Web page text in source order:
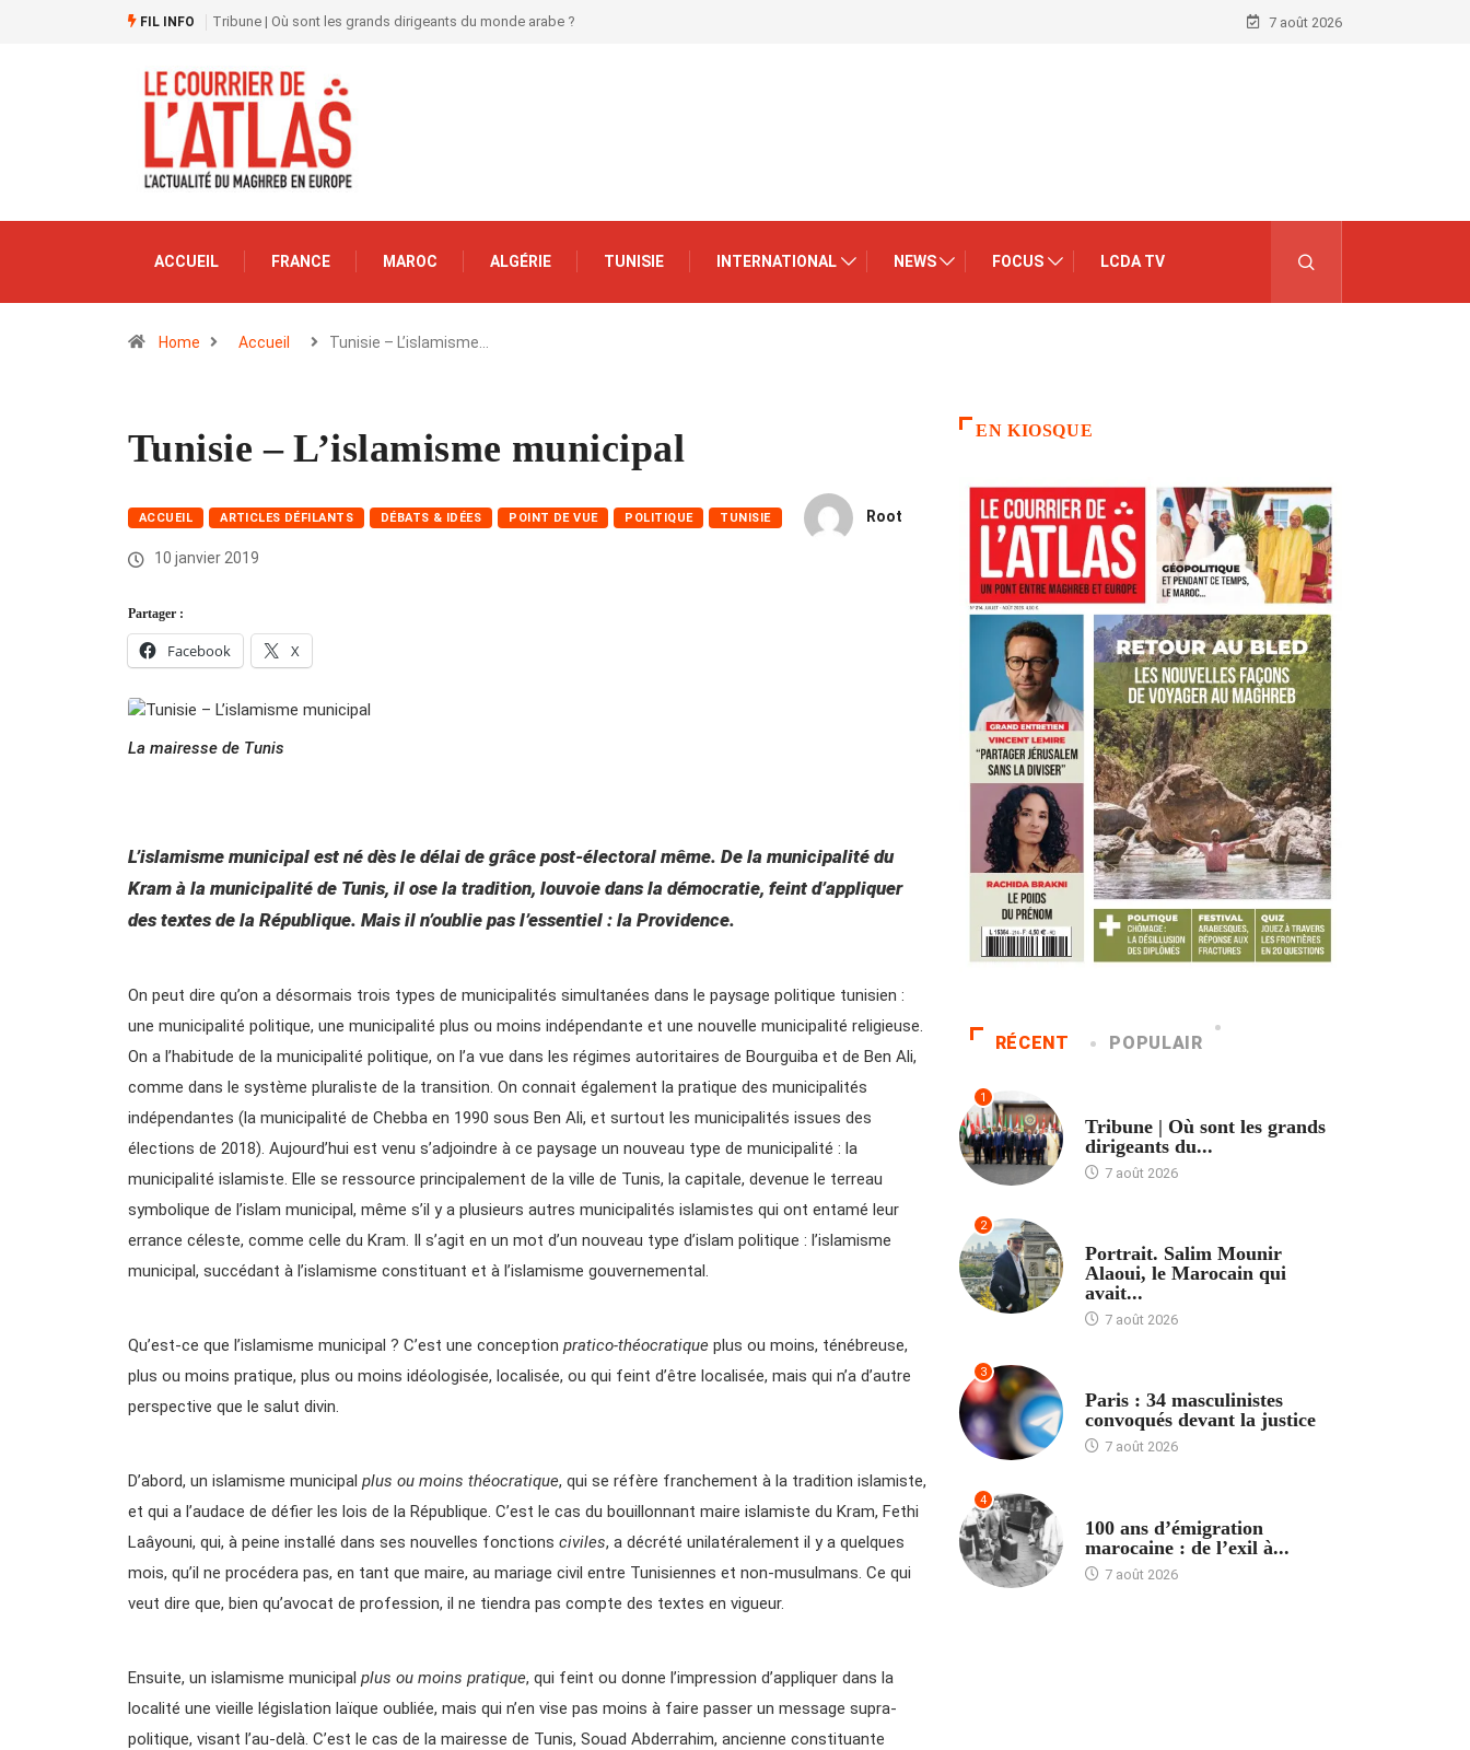
FIL INFO Tribune | Où sont les grands dirigeants du monde arabe ? 7 août 2026
ACCUEIL FRANCE MAROC ALGÉRIE TUNISIE INTERNATIONAL NEWS FOCUS LCDA TV
Home Accueil Tunisie – L’islamisme…
Tunisie – L’islamisme municipal
ACCUEIL ARTICLES DÉFILANTS DÉBATS & IDÉES POINT DE VUE POLITIQUE TUNISIE Root
10 janvier 2019
Partager :
Facebook X
La mairesse de Tunis
L’islamisme municipal est né dès le délai de grâce post-électoral même. De la municipalité du
Kram à la municipalité de Tunis, il ose la tradition, louvoie dans la démocratie, feint d’appliquer
des textes de la République. Mais il n’oublie pas l’essentiel : la Providence.
On peut dire qu’on a désormais trois types de municipalités simultanées dans le paysage politique tunisien :
une municipalité politique, une municipalité plus ou moins indépendante et une nouvelle municipalité religieuse.
On a l’habitude de la municipalité politique, on l’a vue dans les régimes autoritaires de Bourguiba et de Ben Ali,
comme dans le système pluraliste de la transition. On connait également la pratique des municipalités
indépendantes (la municipalité de Chebba en 1990 sous Ben Ali, et surtout les municipalités issues des
élections de 2018). Aujourd’hui est venu s’adjoindre à ce paysage un nouveau type de municipalité : la
municipalité islamiste. Elle se ressource principalement de la ville de Tunis, la capitale, devenue le terreau
symbolique de l’islam municipal, même s’il y a plusieurs autres municipalités islamistes qui ont entamé leur
errance céleste, comme celle du Kram. Il s’agit en un mot d’un nouveau type d’islam politique : l’islamisme
municipal, succédant à l’islamisme constituant et à l’islamisme gouvernemental.
Qu’est-ce que l’islamisme municipal ? C’est une conception pratico-théocratique plus ou moins, ténébreuse,
plus ou moins pratique, plus ou moins idéologisée, localisée, ou qui feint d’être localisée, mais qui n’a d’autre
perspective que le salut divin.
D’abord, un islamisme municipal plus ou moins théocratique, qui se réfère franchement à la tradition islamiste,
et qui a l’audace de défier les lois de la République. C’est le cas du bouillonnant maire islamiste du Kram, Fethi
Laâyouni, qui, à peine installé dans ses nouvelles fonctions civiles, a décrété unilatéralement il y a quelques
mois, qu’il ne procédera pas, en tant que maire, au mariage civil entre Tunisiennes et non-musulmans. Ce qui
veut dire que, bien qu’avocat de profession, il ne tiendra pas compte des textes en vigueur.
Ensuite, un islamisme municipal plus ou moins pratique, qui feint ou donne l’impression d’appliquer dans la
localité une vieille législation laïque oubliée, mais qui n’en vise pas moins à faire passer un message supra-
politique, visant l’au-delà. C’est le cas de la mairesse de Tunis, Souad Abderrahim, ancienne constituante
EN KIOSQUE
RÉCENT POPULAIR
1
Tribune | Où sont les grands
dirigeants du...
7 août 2026
2
Portrait. Salim Mounir
Alaoui, le Marocain qui
avait...
7 août 2026
3
Paris : 34 masculinistes
convoqués devant la justice
7 août 2026
4
100 ans d’émigration
marocaine : de l’exil à...
7 août 2026